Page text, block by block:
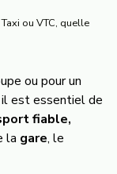
ou VTC, quelle
ou pour un
est essentiel de
fiable,
la gare, le